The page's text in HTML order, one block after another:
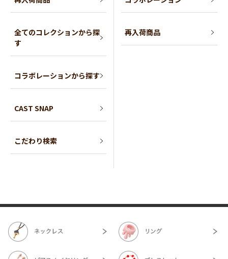
全てのコレクションから探
す
コラボレーションから探す
CAST SNAP
こだわり検索
再入荷商品